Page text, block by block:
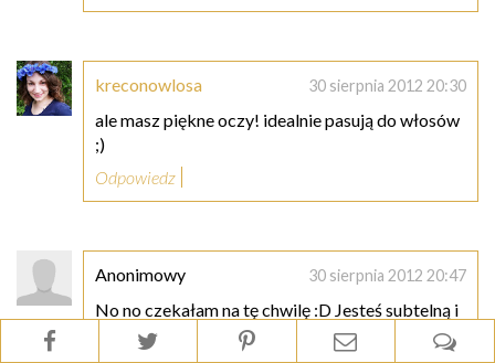
kreconowlosa 30 sierpnia 2012 20:30
ale masz piękne oczy! idealnie pasują do włosów
;)
Odpowiedz
Anonimowy 30 sierpnia 2012 20:47
No no czekałam na tę chwilę :D Jesteś subtelną i
piękną kobietą :) A Twoje niesamowite włosy!
Widać efekty ;) Dzięki Tobie zupełnie zmieniłam